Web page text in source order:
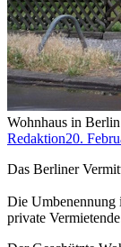
Wohnhaus in
Redaktion20.
Das Berliner
Die Umbenennung
private